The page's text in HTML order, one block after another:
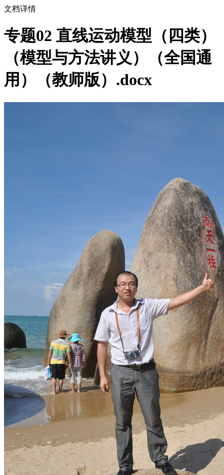
文档详情
专题02 直线运动模型（四类）
（模型与方法讲义）（全国通
用）（教师版）.docx